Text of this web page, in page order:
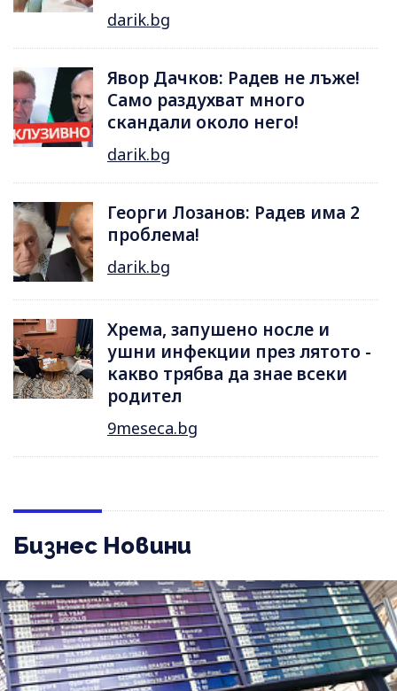
darik.bg
Явор Дачков: Радев не лъже!
Само раздухват много
скандали около него!
darik.bg
Георги Лозанов: Радев има 2
проблема!
darik.bg
Хрема, запушено носле и
ушни инфекции през лятотo -
какво трябва да знае всеки
родител
9meseca.bg
Бизнес Новини